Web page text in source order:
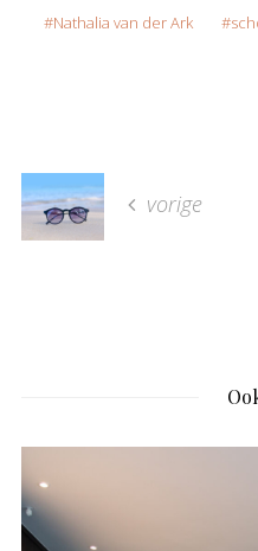
Nathalia van der Ark
vorige